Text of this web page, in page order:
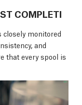
COMPLETI
monitored
and
that every spool is